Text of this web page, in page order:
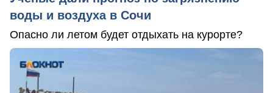
воды и воздуха в Сочи
Опасно ли летом будет отдыхать на курорте?